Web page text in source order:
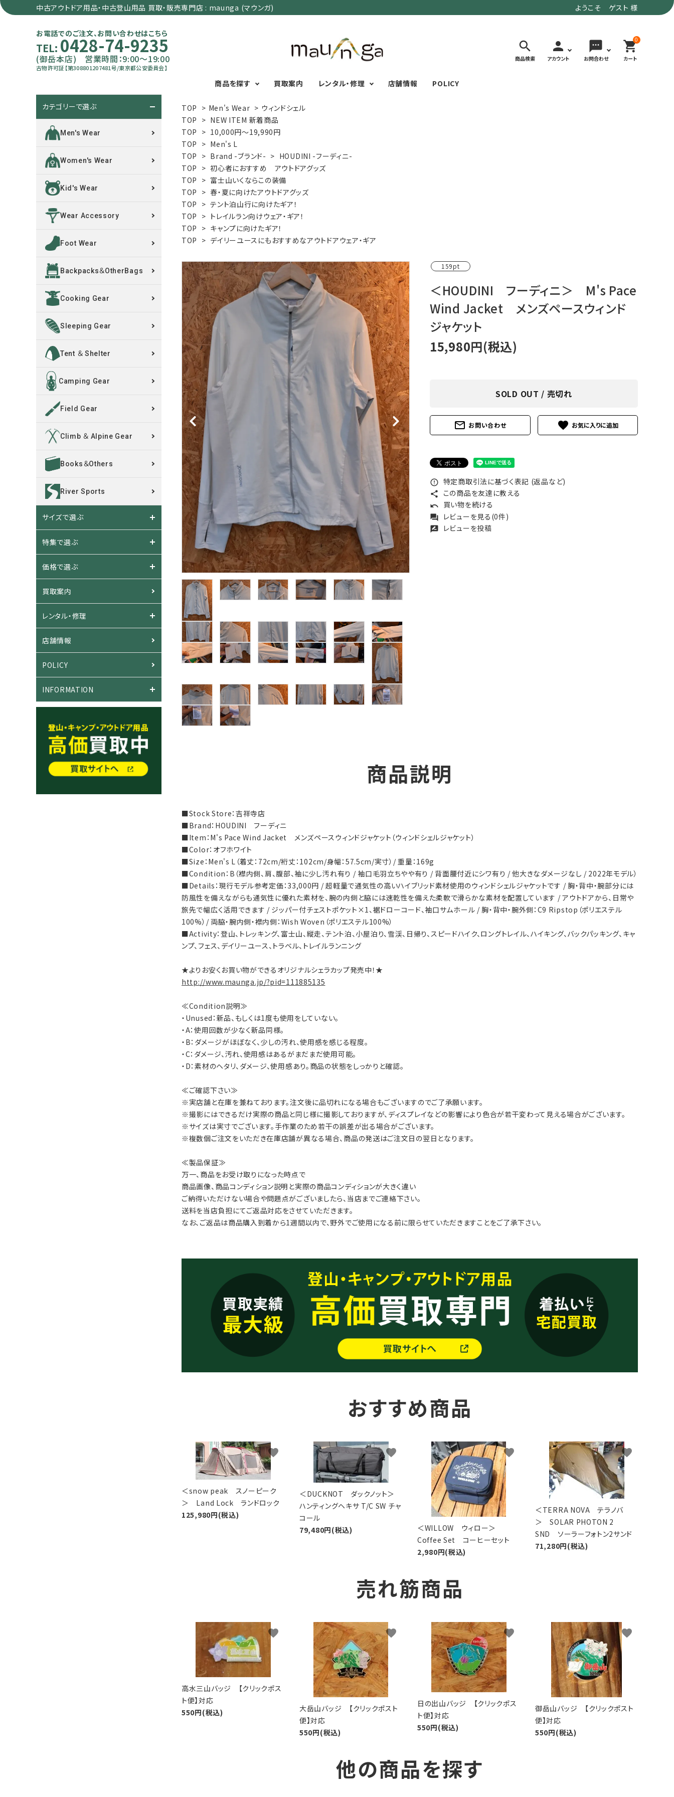
中古アウトドア用品・中古登山用品 買取・販売専門店 : maunga (マウンガ) ようこそ ゲスト 様
お電話でのご注文、お問い合わせはこちら
TEL: 0428-74-9235
(御岳本店) 営業時間：9:00～19:00
古物許可証【第308801207481号/東京都公安委員会】
search
商品検索
person
アカウント
sms
お問合わせ
0
shopping_cart
カート
商品を探す
Men's Wear
Women's Wear
Kid's Wear
Wear Accessory
Foot Wear
Backpacks＆
OtherBags
Cooking Gear
Tent ＆ Shelter
Camping Gear
Field Gear
Climb ＆ Alpine
Books＆Others
River Sports
MENS
XXSXS
ギア
テント泊山行に向けたギ
ア！
沢登りに向けたウェア・ギ
ア！
トレイルラン向けウェア・ギ
ア！
キャンプに向けたギア！
買取案内 レンタル・修理 店舗情報 POLICY
レンタル・修理
INFORMATION
ACCOUNT MENU
ようこそ ゲスト 様
ログイン
TOP > Men's Wear > ウィンドシェル
TOP > NEW ITEM 新着商品
TOP > 10,000円～19,990円
TOP > Men's L
TOP > Brand -ブランド- > HOUDINI -フーディニ-
TOP > 初心者におすすめ アウトドアグッズ
TOP > 富士山いくならこの装備
TOP > 春・夏に向けたアウトドアグッズ
TOP > テント泊山行に向けたギア！
TOP > トレイルラン向けウェア・ギア！
TOP > キャンプに向けたギア！
TOP > デイリーユースにもおすすめなアウトドアウェア・ギア
159pt
＜HOUDINI フーディニ＞ M's Pace
Wind Jacket メンズペースウィンド
ジャケット
15,980円(税込)
SOLD OUT / 売切れ
mail_outline お問い合わせ favorite
error_outline 特定商取引法に基づく表記 (返品など)
share この商品を友達に教える
undo 買い物を続ける
forum レビューを見る(0件)
rate_review レビューを投稿
商品説明
■Stock Store：吉祥寺店
■Brand：HOUDINI フーディニ
■Item：M's Pace Wind Jacket メンズペースウィンドジャケット（ウィンドシェルジャケット）
■Color：オフホワイト
■Size：Men's L（着丈：72cm/裄丈：102cm/身幅：57.5cm/実寸）/ 重量：169g
■Condition：B（襟内側、肩、腹部、袖に少し汚れ有り / 袖口毛羽立ちやや有り / 背面腰付近にシワ有り / 他大きなダメージなし / 2022年モデル）
■Details：現行モデル参考定価：33,000円 / 超軽量で通気性の高いハイブリッド素材使用のウィンドシェルジャケットです / 胸・背中・腕部分には
防風性を備えながらも通気性に優れた素材を、腕の内側と脇には速乾性を備えた柔軟で滑らかな素材を配置しています / アウトドアから、日常や
旅先で幅広く活用できます / ジッパー付チェストポケット×1、裾ドローコード、袖口サムホール / 胸・背中・腕外側：C9 Ripstop（ポリエステル
100%）/ 両脇・腕内側・襟内側：Wish Woven（ポリエステル100%）
■Activity：登山、トレッキング、富士山、縦走、テント泊、小屋泊り、雪渓、日帰り、スピードハイク、ロングトレイル、ハイキング、バックパッキング、キャ
ンプ、フェス、デイリーユース、トラベル、トレイルランニング
★よりお安くお買い物ができるオリジナルシェラカップ発売中！★
http://www.maunga.jp/?pid=111885135
≪Condition説明≫
・Unused：新品、もしくは1度も使用をしていない。
・A：使用回数が少なく新品同様。
・B：ダメージがほぼなく、少しの汚れ、使用感を感じる程度。
・C：ダメージ、汚れ、使用感はあるがまだまだ使用可能。
・D：素材のヘタリ、ダメージ、使用感あり。商品の状態をしっかりと確認。
≪ご確認下さい≫
※実店舗と在庫を兼ねております。注文後に品切れになる場合もございますのでご了承願います。
※撮影にはできるだけ実際の商品と同じ様に撮影しておりますが、ディスプレイなどの影響により色合が若干変わって見える場合がございます。
※サイズは実寸でございます。手作業のため若干の誤差が出る場合がございます。
※複数個ご注文をいただき在庫店舗が異なる場合、商品の発送はご注文日の翌日となります。
≪製品保証≫
万一、商品をお受け取りになった時点で
商品画像、商品コンディション説明と実際の商品コンディションが大きく違い
ご納得いただけない場合や問題点がございましたら、当店までご連絡下さい。
送料を当店負担にてご返品対応をさせていただきます。
なお、ご返品は商品購入到着から1週間以内で、野外でご使用になる前に限らせていただきますことをご了承下さい。
おすすめ商品
＜snow peak スノーピーク
＞ Land Lock ランドロック
125,980円(税込)
favorite
＜DUCKNOT ダックノット＞
ハンティングヘキサ T/C SW チャ
コール
79,480円(税込)
favorite
＜WILLOW ウィロー＞
Coffee Set コーヒーセット
2,980円(税込)
favorite
＜TERRA NOVA テラノバ
＞ SOLAR PHOTON 2
SND ソーラーフォトン2サンド
71,280円(税込)
favorite
売れ筋商品
高水三山バッジ 【クリックポス
ト便】対応
550円(税込)
favorite
大岳山バッジ 【クリックポスト
便】対応
550円(税込)
favorite
日の出山バッジ 【クリックポス
ト便】対応
550円(税込)
favorite
御岳山バッジ 【クリックポスト
便】対応
550円(税込)
favorite
他の商品を探す
カテゴリーで選ぶ
Men's Wear
Women's Wear
Kid's Wear
Wear Accessory
Foot Wear
Backpacks＆OtherBags
Cooking Gear
Sleeping Gear
Tent ＆ Shelter
Camping Gear
Field Gear
Climb ＆ Alpine Gear
Books＆Others
River Sports
サイズで選ぶ
特集で選ぶ
価格で選ぶ
買取案内
レンタル・修理
店舗情報
POLICY
INFORMATION